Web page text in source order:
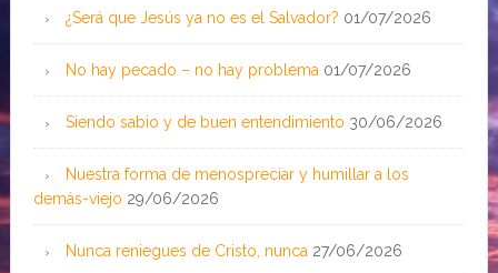
¿Será que Jesús ya no es el Salvador? 01/07/2026
No hay pecado – no hay problema 01/07/2026
Siendo sabio y de buen entendimiento 30/06/2026
Nuestra forma de menospreciar y humillar a los
demás-viejo 29/06/2026
Nunca reniegues de Cristo, nunca 27/06/2026